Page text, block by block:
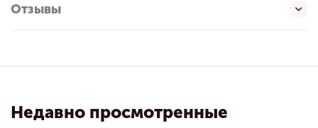
Отзывы
Недавно просмотренные